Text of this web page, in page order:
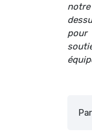
pour